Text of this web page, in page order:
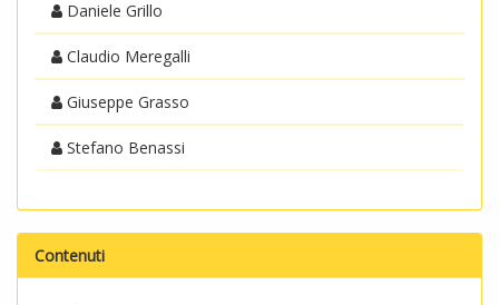
Daniele Grillo
Claudio Meregalli
Giuseppe Grasso
Stefano Benassi
Contenuti